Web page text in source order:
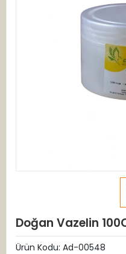
Doğan Vazelin
Ürün Kodu: Ad-00548